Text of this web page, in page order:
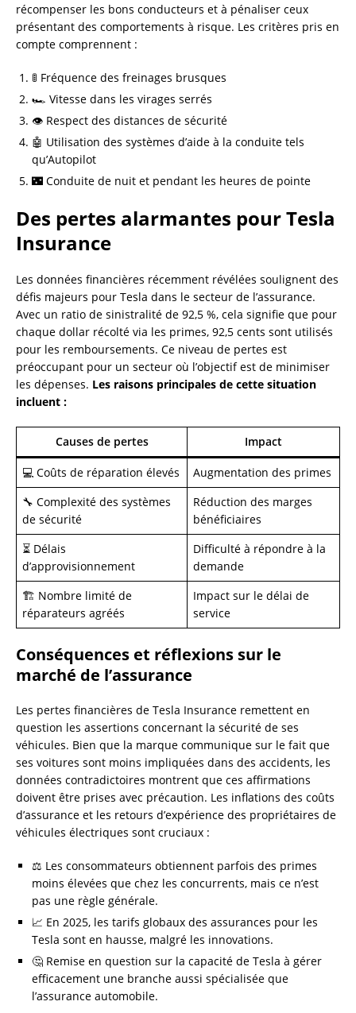
récompenser les bons conducteurs et à pénaliser ceux
présentant des comportements à risque. Les critères pris en
compte comprennent :
🚦 Fréquence des freinages brusques
🏎️ Vitesse dans les virages serrés
👁️ Respect des distances de sécurité
🤖 Utilisation des systèmes d’aide à la conduite tels
qu’Autopilot
🌃 Conduite de nuit et pendant les heures de pointe
Des pertes alarmantes pour Tesla
Insurance
Les données financières récemment révélées soulignent des
défis majeurs pour Tesla dans le secteur de l’assurance.
Avec un ratio de sinistralité de 92,5 %, cela signifie que pour
chaque dollar récolté via les primes, 92,5 cents sont utilisés
pour les remboursements. Ce niveau de pertes est
préoccupant pour un secteur où l’objectif est de minimiser
les dépenses. Les raisons principales de cette situation
incluent :
Causes de pertes Impact
💻 Coûts de réparation élevés
Augmentation des primes
🔧 Complexité des systèmes
de sécurité
Réduction des marges
bénéficiaires
⏳ Délais
d’approvisionnement
Difficulté à répondre à la
demande
🏗️ Nombre limité de
réparateurs agréés
Impact sur le délai de
service
Conséquences et réflexions sur le
marché de l’assurance
Les pertes financières de Tesla Insurance remettent en
question les assertions concernant la sécurité de ses
véhicules. Bien que la marque communique sur le fait que
ses voitures sont moins impliquées dans des accidents, les
données contradictoires montrent que ces affirmations
doivent être prises avec précaution. Les inflations des coûts
d’assurance et les retours d’expérience des propriétaires de
véhicules électriques sont cruciaux :
⚖️ Les consommateurs obtiennent parfois des primes
moins élevées que chez les concurrents, mais ce n’est
pas une règle générale.
📈 En 2025, les tarifs globaux des assurances pour les
Tesla sont en hausse, malgré les innovations.
🤔 Remise en question sur la capacité de Tesla à gérer
efficacement une branche aussi spécialisée que
l’assurance automobile.